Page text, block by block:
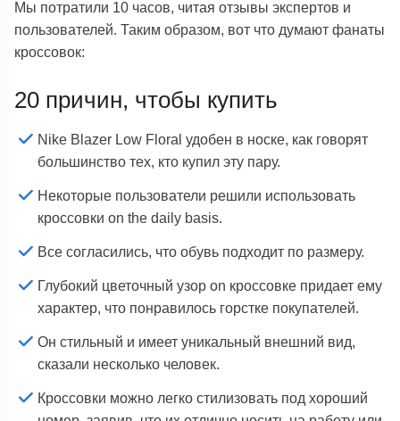
Мы потратили 10 часов, читая отзывы экспертов и
пользователей. Таким образом, вот что думают фанаты
кроссовок:
20 причин, чтобы купить
Nike Blazer Low Floral удобен в носке, как говорят
большинство тех, кто купил эту пару.
Некоторые пользователи решили использовать
кроссовки on the daily basis.
Все согласились, что обувь подходит по размеру.
Глубокий цветочный узор on кроссовке придает ему
характер, что понравилось горстке покупателей.
Он стильный и имеет уникальный внешний вид,
сказали несколько человек.
Кроссовки можно легко стилизовать под хороший